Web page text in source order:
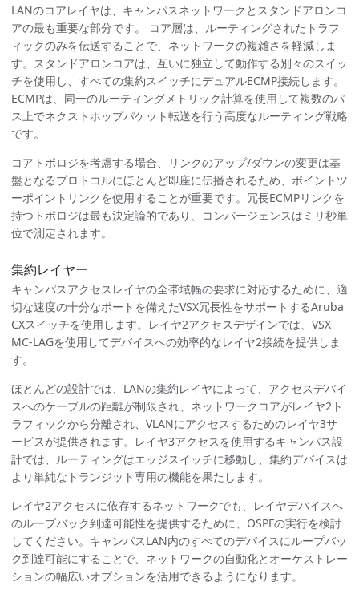
LANのコアレイヤは、キャンパスネットワークとスタンドアロンコ
アの最も重要な部分です。 コア層は、ルーティングされたトラフ
ィックのみを伝送することで、ネットワークの複雑さを軽減しま
す。スタンドアロンコアは、互いに独立して動作する別々のスイッ
チを使用し、すべての集約スイッチにデュアルECMP接続します。
ECMPは、同一のルーティングメトリック計算を使用して複数のパ
ス上でネクストホップパケット転送を行う高度なルーティング戦略
です。
コアトポロジを考慮する場合、リンクのアップ/ダウンの変更は基
盤となるプロトコルにほとんど即座に伝播されるため、ポイントツ
ーポイントリンクを使用することが重要です。冗長ECMPリンクを
持つトポロジは最も決定論的であり、コンバージェンスはミリ秒単
位で測定されます。
集約レイヤー
キャンパスアクセスレイヤの全帯域幅の要求に対応するために、適
切な速度の十分なポートを備えたVSX冗長性をサポートするAruba
CXスイッチを使用します。レイヤ2アクセスデザインでは、VSX
MC-LAGを使用してデバイスへの効率的なレイヤ2接続を提供しま
す。
ほとんどの設計では、LANの集約レイヤによって、アクセスデバイ
スへのケーブルの距離が制限され、ネットワークコアがレイヤ2ト
ラフィックから分離され、VLANにアクセスするためのレイヤ3サ
ービスが提供されます。レイヤ3アクセスを使用するキャンパス設
計では、ルーティングはエッジスイッチに移動し、集約デバイスは
より単純なトランジット専用の機能を果たします。
レイヤ2アクセスに依存するネットワークでも、レイヤデバイスへ
のループバック到達可能性を提供するために、OSPFの実行を検討
してください。キャンパスLAN内のすべてのデバイスにループバッ
ク到達可能にすることで、ネットワークの自動化とオーケストレー
ションの幅広いオプションを活用できるようになります。